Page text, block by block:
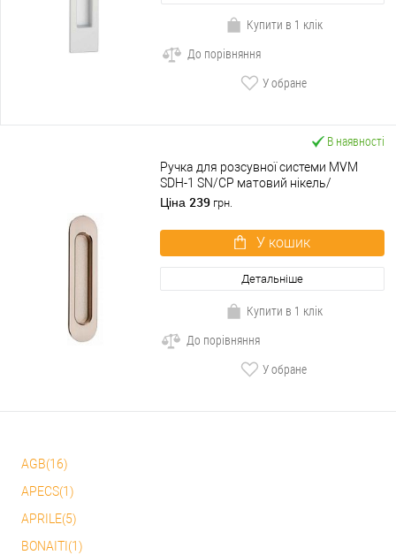
Купити в 1 клік
До порівняння
У обране
В наявності
Ручка для розсувної системи MVM
SDH-1 SN/CP матовий нікель/
полірований хром
Ціна 239 грн.
У кошик
Детальніше
Купити в 1 клік
До порівняння
У обране
AGB(16)
APECS(1)
APRILE(5)
BONAITI(1)